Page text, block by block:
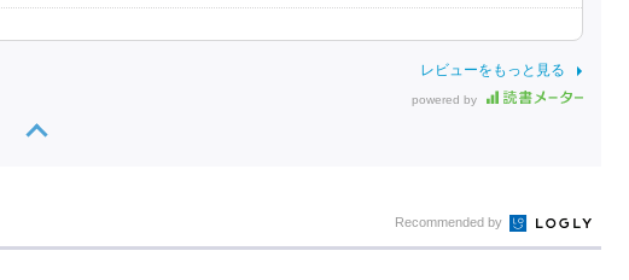
レビューをもっと見る
powered by
Recommended by